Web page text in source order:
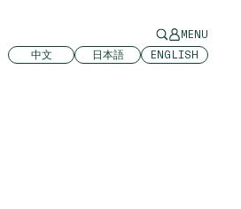
MENU
中文
日本語 ENGLISH